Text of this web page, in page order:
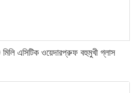
এসিটিক ওয়েদারপ্রুফ বহুমুখী গ্লাস